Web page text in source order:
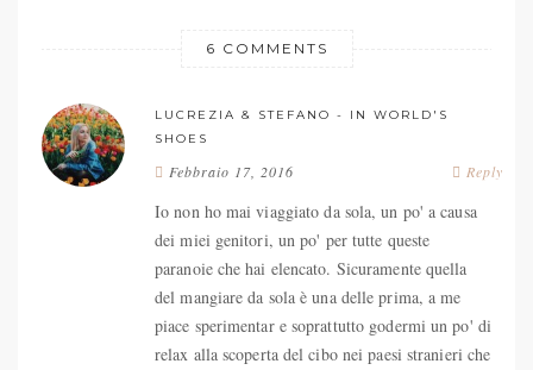
6 COMMENTS
LUCREZIA & STEFANO - IN WORLD'S
SHOES
Reply
Febbraio 17, 2016
Io non ho mai viaggiato da sola, un po' a causa
dei miei genitori, un po' per tutte queste
paranoie che hai elencato. Sicuramente quella
del mangiare da sola è una delle prima, a me
piace sperimentar e soprattutto godermi un po' di
relax alla scoperta del cibo nei paesi stranieri che